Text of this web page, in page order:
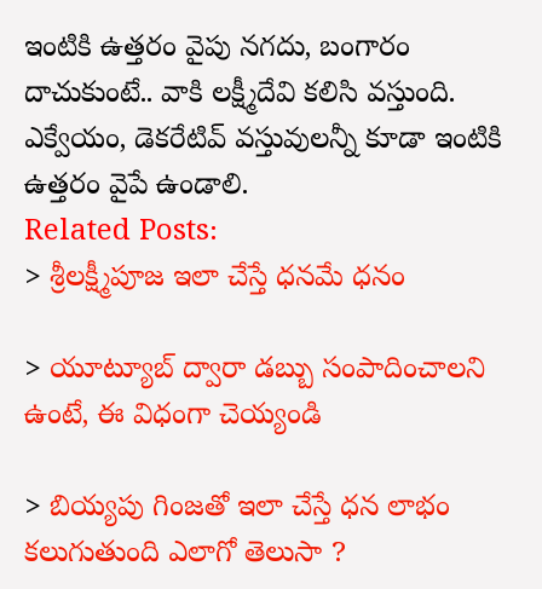
ఇంటికి ఉత్తరం వైపు నగదు, బంగారం
దాచుకుంటే.. వారికి లక్ష్మీదేవి కలిసి వస్తుంది.
ఎక్వేరియం, డెకరేటివ్ వస్తువులన్నీ కూడా ఇంటికి
ఉత్తరం వైపే ఉండాలి.
Related Posts:
> శ్రీలక్ష్మీపూజ ఇలా చేస్తే ధనమే ధనం
> యూట్యూబ్ ద్వారా డబ్బు సంపాదించాలని
ఉంటే, ఈ విధంగా చెయ్యండి
> బియ్యపు గింజతో ఇలా చేస్తే ధన లాభం
కలుగుతుంది ఎలాగో తెలుసా ?